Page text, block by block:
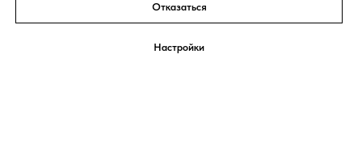
Отказаться
Настройки